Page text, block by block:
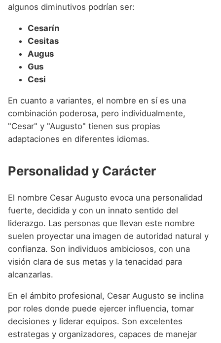
algunos diminutivos podrían ser:
Cesarín
Cesitas
Augus
Gus
Cesi
En cuanto a variantes, el nombre en sí es una
combinación poderosa, pero individualmente,
"Cesar" y "Augusto" tienen sus propias
adaptaciones en diferentes idiomas.
Personalidad y Carácter
El nombre Cesar Augusto evoca una personalidad
fuerte, decidida y con un innato sentido del
liderazgo. Las personas que llevan este nombre
suelen proyectar una imagen de autoridad natural y
confianza. Son individuos ambiciosos, con una
visión clara de sus metas y la tenacidad para
alcanzarlas.
En el ámbito profesional, Cesar Augusto se inclina
por roles donde puede ejercer influencia, tomar
decisiones y liderar equipos. Son excelentes
estrategas y organizadores, capaces de manejar